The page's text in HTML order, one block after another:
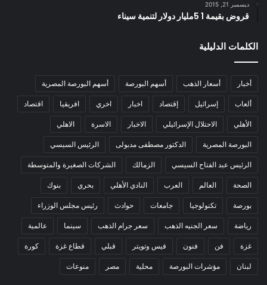
ديسمبر 21, 2015
قروض بقيمة 1 5مليار دولار لتنمية سيناء
الكلمات الدليلية
أخبار أسعار الذهب أسهم البورصة أسهم البورصة المصرية
ألعاب إسرائيل إقتصاد اخبار اخري افريقيا اقتصاد
الأهلي الاحتلال الإسرائيلي الاخبار الاسرة الاهلي
البورصة المصرية الدكتور مصطفى مدبولى الرئيس السيسي
الرئيس عبد الفتاح السيسي الزمالك الشركات الصغيرة والمتوسطة
الصحة العالم العرب النادي الأهلي بحري بنوك
بورصة تكنولوجيا جامعات حوادث رئيس مجلس الوزراء
رياضة سعر الجنيه الذهب سعر جرام الذهب سينما عالمية
غزة فن فنون فيس وتويتر قبلي قطاع غزة كورة
لبنان مؤشرات البورصة محلية مصر منوعات